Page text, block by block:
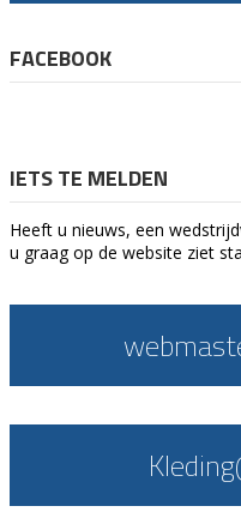
FACEBOOK
IETS TE MELDEN
Heeft u nieuws, een
u graag op de website ziet